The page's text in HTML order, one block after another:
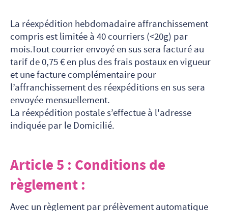
La réexpédition hebdomadaire affranchissement
compris est limitée à 40 courriers (<20g) par
mois.Tout courrier envoyé en sus sera facturé au
tarif de 0,75 € en plus des frais postaux en vigueur
et une facture complémentaire pour
l’affranchissement des réexpéditions en sus sera
envoyée mensuellement.
La réexpédition postale s’effectue à l'adresse
indiquée par le Domicilié.
Article 5 : Conditions de
règlement :
Avec un règlement par prélèvement automatique